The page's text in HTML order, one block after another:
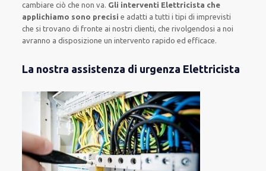
cambiare ciò che non va. Gli interventi Elettricista che
applichiamo sono precisi e adatti a tutti i tipi di imprevisti
che si trovano di fronte ai nostri clienti, che rivolgendosi a noi
avranno a disposizione un interventorapido ed efficace.
La nostra assistenza di urgenza Elettricista